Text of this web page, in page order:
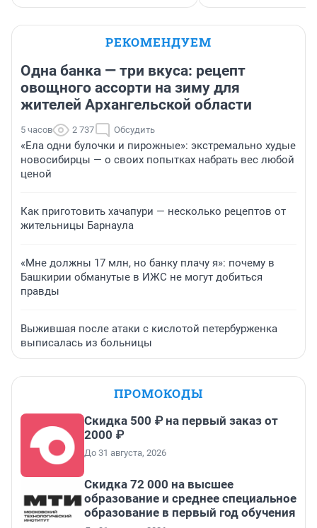
РЕКОМЕНДУЕМ
Одна банка — три вкуса: рецепт
овощного ассорти на зиму для
жителей Архангельской области
5 часов 2 737 Обсудить
«Ела одни булочки и пирожные»: экстремально худые
новосибирцы — о своих попытках набрать вес любой
ценой
Как приготовить хачапури — несколько рецептов от
жительницы Барнаула
«Мне должны 17 млн, но банку плачу я»: почему в
Башкирии обманутые в ИЖС не могут добиться
правды
Выжившая после атаки с кислотой петербурженка
выписалась из больницы
ПРОМОКОДЫ
Скидка 500 ₽ на первый заказ от
2000 ₽
До 31 августа, 2026
Скидка 72 000 на высшее
образование и среднее специальное
образование в первый год обучения